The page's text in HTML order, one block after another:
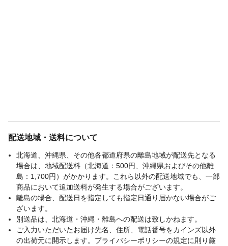
配送地域・送料について
北海道、沖縄県、その他各都道府県の離島地域が配送先となる
場合は、地域配送料（北海道：500円、沖縄県およびその他離
島：1,700円）がかかります。これら以外の配送地域でも、一部
商品において追加送料が発生する場合がございます。
離島の場合、配送日を指定しても指定日通り届かない場合がご
ざいます。
別送品は、北海道・沖縄・離島への配送は致しかねます。
ご入力いただいたお届け先名、住所、電話番号をカインズ以外
の出荷元に開示します。プライバシーポリシーの規定に則り厳